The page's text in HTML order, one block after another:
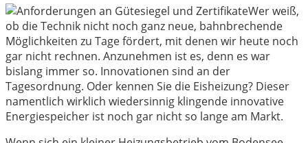
Wer weiß,
ob die Technik nicht noch ganz neue, bahnbrechende
Möglichkeiten zu Tage fördert, mit denen wir heute noch
gar nicht rechnen. Anzunehmen ist es, denn es war
bislang immer so. Innovationen sind an der
Tagesordnung. Oder kennen Sie die Eisheizung? Dieser
namentlich wirklich wiedersinnig klingende innovative
Energiespeicher ist noch gar nicht so lange am Markt.